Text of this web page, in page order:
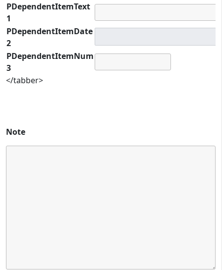
PDependentItemText
1
PDependentItemDate
2
PDependentItemNum
3
</tabber>
Note